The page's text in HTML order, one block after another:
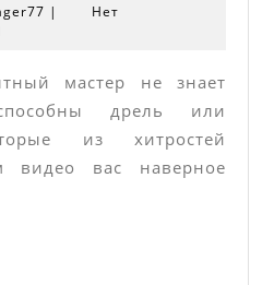
по
с
дрелью
или
шуруповертом
Voyager77
|
Нет
мастер не знает
дрель или
из хитростей
видео вас наверное